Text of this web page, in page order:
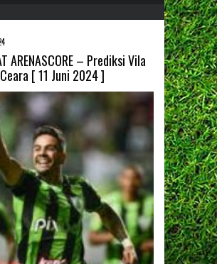
ARENASCORE – Prediksi Vila
[ 11 Juni 2024 ]